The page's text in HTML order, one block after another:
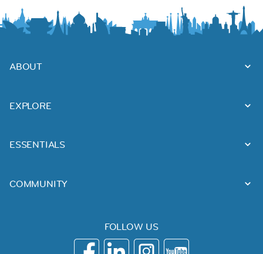
ABOUT
EXPLORE
ESSENTIALS
COMMUNITY
FOLLOW US